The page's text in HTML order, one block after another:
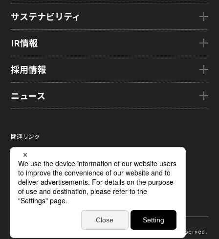
企業理念
グローバル子会社
eLEAP
HMO
Rælclear
医療・産業・デジタルカメラ用ディスプレイ
液晶メタサーフェス反射板
X線センサー
指紋センサー
圧力分布センサー
光学式薄型イメージセンサー
ディスプレイの基礎
受託加工および研究開発サポート
サステナビリティ
トップメッセージ
環境
ガバナンス
サステナビリティ資料室
IR情報
経営方針
株式・株主情報
IRカレンダー
電子公告
採用情報
新卒採用情報
人財像/人財マネジメント基本方針
会社の人財育成/若手人財育成体系
ひとめでわかるJDI
採用に関するよくあるご質問
ニュース
メディア掲載
タグ一覧
関連リンク
サイトマップ
サイトのご利用条件
個人情報保護方針
ソーシャルメディアポリシー
© 2026 Japan Display Inc. All Rights Reserved.